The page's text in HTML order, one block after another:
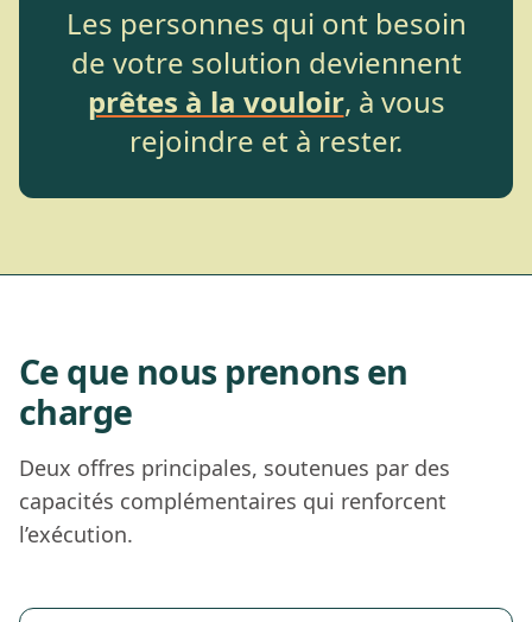
Les personnes qui ont besoin
de votre solution deviennent
prêtes à la vouloir, à vous
rejoindre et à rester.
Ce que nous prenons en
charge
Deux offres principales, soutenues par des
capacités complémentaires qui renforcent
l’exécution.